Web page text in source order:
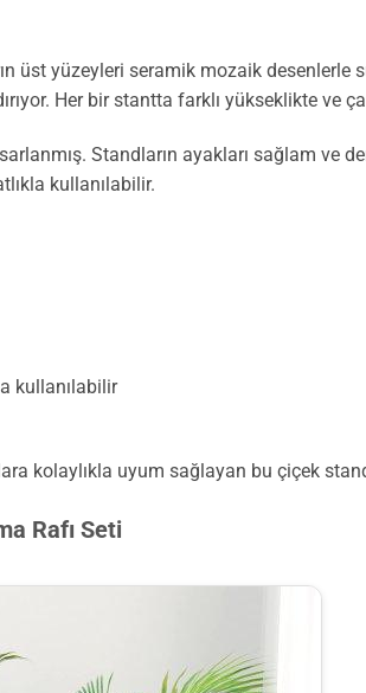
üst yüzeyleri seramik mozaik
Her bir stantta farklı yükseklikte ve
Standların ayakları sağlam ve
kullanılabilir.
kullanılabilir
kolaylıkla uyum sağlayan bu çiçek
Rafı Seti